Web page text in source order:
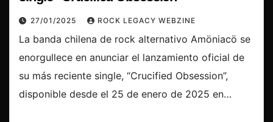
27/01/2025 ROCK LEGACY WEBZINE
La banda chilena de rock alternativo Amöniacö se
enorgullece en anunciar el lanzamiento oficial de
su más reciente single, “Crucified Obsession”,
disponible desde el 25 de enero de 2025 en…